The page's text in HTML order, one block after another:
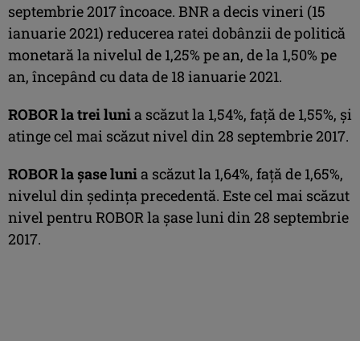
septembrie 2017 încoace. BNR a decis vineri (15
ianuarie 2021) reducerea ratei dobânzii de politică
monetară la nivelul de 1,25% pe an, de la 1,50% pe
an, începând cu data de 18 ianuarie 2021.
ROBOR la trei lunia scăzut la 1,54%, faţă de 1,55%, şi
atinge cel mai scăzut nivel din 28 septembrie 2017.
ROBOR la şase lunia scăzut la 1,64%, faţă de 1,65%,
nivelul din şedinţa precedentă. Este cel mai scăzut
nivel pentru ROBOR la şase luni din 28 septembrie
2017.